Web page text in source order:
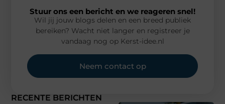
RECENTE BERICHTEN
Stuur ons een bericht en we reageren snel!
Wil jij jouw blogs delen en een breed publiek
bereiken? Wacht niet langer en registreer je
vandaag nog op Kerst-idee.nl
Neem contact op